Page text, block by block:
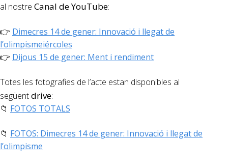
al nostre Canal de YouTube:
👉 Dimecres 14 de gener: Innovació i llegat de
l’olimpismeiércoles
👉 Dijous 15 de gener: Ment i rendiment
Totes les fotografies de l’acte estan disponibles al
següentdrive:
📁 FOTOS TOTALS
📁 FOTOS: Dimecres 14 de gener: Innovació i llegat de
l’olimpisme